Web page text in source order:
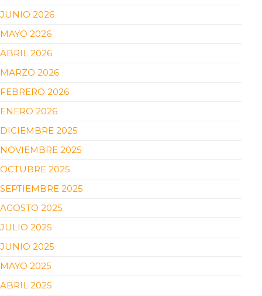
JUNIO 2026
MAYO 2026
ABRIL 2026
MARZO 2026
FEBRERO 2026
ENERO 2026
DICIEMBRE 2025
NOVIEMBRE 2025
OCTUBRE 2025
SEPTIEMBRE 2025
AGOSTO 2025
JULIO 2025
JUNIO 2025
MAYO 2025
ABRIL 2025